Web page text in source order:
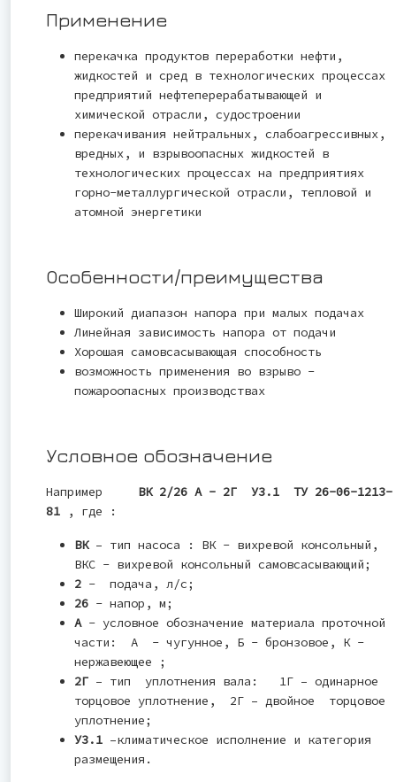
Применение
перекачка продуктов переработки нефти,
жидкостей и сред в технологических процессах
предприятий нефтеперерабатывающей и
химической отрасли, судостроении
перекачивания нейтральных, слабоагрессивных,
вредных, и взрывоопасных жидкостей в
технологических процессах на предприятиях
горно-металлургической отрасли, тепловой и
атомной энергетики
Особенности/преимущества
Широкий диапазон напора при малых подачах
Линейная зависимость напора от подачи
Хорошая самовсасывающая способность
возможность применения во взрыво -
пожароопасных производствах
Условное обозначение
Например
ВК 2/26 А - 2Г У3.1 ТУ 26-06-1213-
81 , где :
ВК – тип насоса : ВК - вихревой консольный,
ВКС - вихревой консольный самовсасывающий;
2 - подача, л/с;
26 - напор, м;
А- условное обозначение материала проточной
части: А - чугунное, Б - бронзовое, К -
нержавеющее ;
2Г – тип уплотнения вала: 1Г – одинарное
торцовое уплотнение, 2Г – двойное торцовое
уплотнение;
У3.1 –климатическое исполнение и категория
размещения.